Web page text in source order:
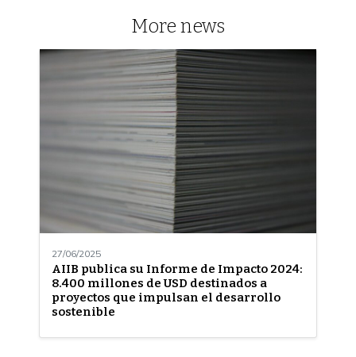
More news
27/06/2025
AIIB publica su Informe de Impacto 2024:
8.400 millones de USD destinados a
proyectos que impulsan el desarrollo
sostenible